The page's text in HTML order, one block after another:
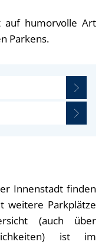
auf humorvolle Art
Parkens.
Innenstadt finden
weitere Parkplätze
(auch über
ist im